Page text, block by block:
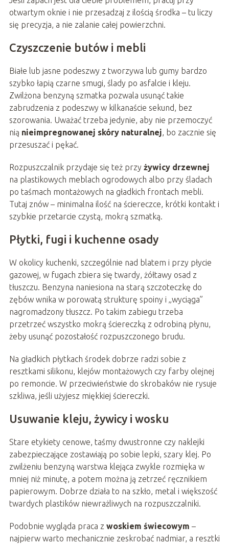
otwartym oknie i nie przesadzaj z ilością środka – tu liczy
się precyzja, a nie zalanie całej powierzchni.
Czyszczenie butów i mebli
Białe lub jasne podeszwy z tworzywa lub gumy bardzo
szybko łapią czarne smugi, ślady po asfalcie i kleju.
Zwilżona benzyną szmatka pozwala usunąć takie
zabrudzenia z podeszwy w kilkanaście sekund, bez
szorowania. Uważać trzeba jedynie, aby nie przemoczyć
nią nieimpregnowanej skóry naturalnej, bo zacznie się
przesuszać i pękać.
Rozpuszczalnik przydaje się też przy żywicy drzewnej
na plastikowych meblach ogrodowych albo przy śladach
po taśmach montażowych na gładkich frontach mebli.
Tutaj znów – minimalna ilość na ściereczce, krótki kontakt i
szybkie przetarcie czystą, mokrą szmatką.
Płytki, fugi i kuchenne osady
W okolicy kuchenki, szczególnie nad blatem i przy płycie
gazowej, w fugach zbiera się twardy, żółtawy osad z
tłuszczu. Benzyna naniesiona na starą szczoteczkę do
zębów wnika w porowatą strukturę spoiny i „wyciąga”
nagromadzony tłuszcz. Po takim zabiegu trzeba
przetrzeć wszystko mokrą ściereczką z odrobiną płynu,
żeby usunąć pozostałość rozpuszczonego brudu.
Na gładkich płytkach środek dobrze radzi sobie z
resztkami silikonu, klejów montażowych czy farby olejnej
po remoncie. W przeciwieństwie do skrobaków nie rysuje
szkliwa, jeśli użyjesz miękkiej ściereczki.
Usuwanie kleju, żywicy i wosku
Stare etykiety cenowe, taśmy dwustronne czy naklejki
zabezpieczające zostawiają po sobie lepki, szary klej. Po
zwilżeniu benzyną warstwa klejąca zwykle rozmięka w
mniej niż minutę, a potem można ją zetrzeć ręcznikiem
papierowym. Dobrze działa to na szkło, metal i większość
twardych plastików niewrażliwych na rozpuszczalniki.
Podobnie wygląda praca z woskiem świecowym –
najpierw warto mechanicznie zeskrobać nadmiar, a resztki